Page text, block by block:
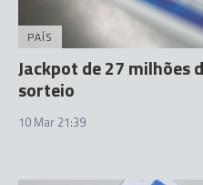
PAÍS
Jackpot de 27 milhões
sorteio
10 Mar 21:39